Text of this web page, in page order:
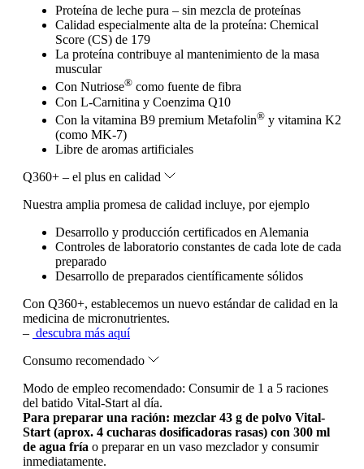
Proteína de leche pura – sin mezcla de proteínas
Calidad especialmente alta de la proteína: Chemical
Score (CS) de 179
La proteína contribuye al mantenimiento de la masa
muscular
Con Nutriose® como fuente de fibra
Con L-Carnitina y Coenzima Q10
Con la vitamina B9 premium Metafolin® y vitamina K2
(como MK-7)
Libre de aromas artificiales
Q360+ – el plus en calidad
Nuestra amplia promesa de calidad incluye, por ejemplo
Desarrollo y producción certificados en Alemania
Controles de laboratorio constantes de cada lote de cada
preparado
Desarrollo de preparados científicamente sólidos
Con Q360+, establecemos un nuevo estándar de calidad en la
medicina de micronutrientes.
– descubra más aquí
Consumo recomendado
Modo de empleo recomendado: Consumir de 1 a 5 raciones
del batido Vital-Start al día.
Para preparar una ración: mezclar 43 g de polvo Vital-
Start (aprox. 4 cucharas dosificadoras rasas) con 300 ml
de agua fría o preparar en un vaso mezclador y consumir
inmediatamente.